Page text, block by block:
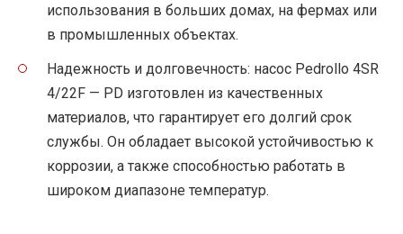
использования в больших домах, на фермах или
в промышленных объектах.
Надежность и долговечность: насос Pedrollo 4SR
4/22F — PD изготовлен из качественных
материалов, что гарантирует его долгий срок
службы. Он обладает высокой устойчивостью к
коррозии, а также способностью работать в
широком диапазоне температур.